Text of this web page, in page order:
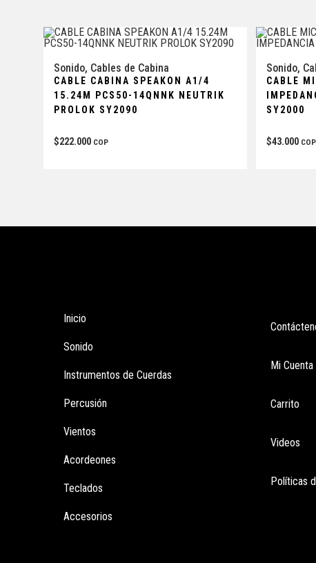
Sonido, Cables de Cabina
CABLE CABINA SPEAKON A1/4
15.24M PCS50-14QNNK NEUTRIK
PROLOK SY2090
$222.000 COP
Sonido,
CABLE
SY2000
$43.000 COP
Inicio
Sonido
Instrumentos de Cuerdas
Percusión
Vientos
Acordeones
Teclados
Accesorios
Mi Cuenta
Carrito
Videos
Políticas